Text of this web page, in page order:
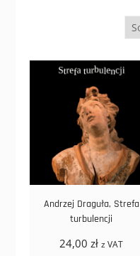
Andrzej Draguła, Strefa
turbulencji
24,00zł z VAT